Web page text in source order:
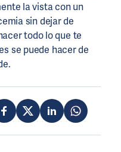
la vista con un
sin dejar de
todo lo que te
se puede hacer de